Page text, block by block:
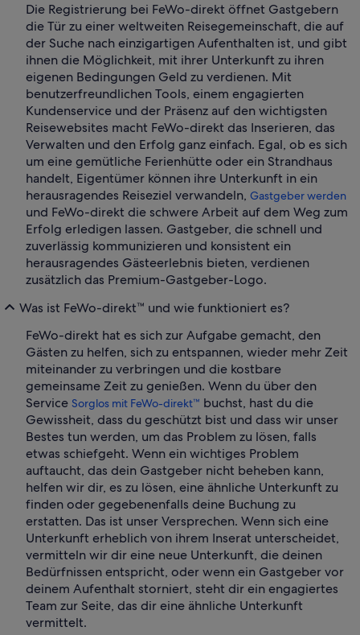
Die Registrierung bei FeWo-direkt öffnet Gastgebern
die Tür zu einer weltweiten Reisegemeinschaft, die auf
der Suche nach einzigartigen Aufenthalten ist, und gibt
ihnen die Möglichkeit, mit ihrer Unterkunft zu ihren
eigenen Bedingungen Geld zu verdienen. Mit
benutzerfreundlichen Tools, einem engagierten
Kundenservice und der Präsenz auf den wichtigsten
Reisewebsites macht FeWo-direkt das Inserieren, das
Verwalten und den Erfolg ganz einfach. Egal, ob es sich
um eine gemütliche Ferienhütte oder ein Strandhaus
handelt, Eigentümer können ihre Unterkunft in ein
herausragendes Reiseziel verwandeln, Gastgeber werden
und FeWo-direkt die schwere Arbeit auf dem Weg zum
Erfolg erledigen lassen. Gastgeber, die schnell und
zuverlässig kommunizieren und konsistent ein
herausragendes Gästeerlebnis bieten, verdienen
zusätzlich das Premium-Gastgeber-Logo.
Was ist FeWo-direkt™ und wie funktioniert es?
FeWo-direkt hat es sich zur Aufgabe gemacht, den
Gästen zu helfen, sich zu entspannen, wieder mehr Zeit
miteinander zu verbringen und die kostbare
gemeinsame Zeit zu genießen. Wenn du über den
Service Sorglos mit FeWo-direkt™ buchst, hast du die
Gewissheit, dass du geschützt bist und dass wir unser
Bestes tun werden, um das Problem zu lösen, falls
etwas schiefgeht. Wenn ein wichtiges Problem
auftaucht, das dein Gastgeber nicht beheben kann,
helfen wir dir, es zu lösen, eine ähnliche Unterkunft zu
finden oder gegebenenfalls deine Buchung zu
erstatten. Das ist unser Versprechen. Wenn sich eine
Unterkunft erheblich von ihrem Inserat unterscheidet,
vermitteln wir dir eine neue Unterkunft, die deinen
Bedürfnissen entspricht, oder wenn ein Gastgeber vor
deinem Aufenthalt storniert, steht dir ein engagiertes
Team zur Seite, das dir eine ähnliche Unterkunft
vermittelt.